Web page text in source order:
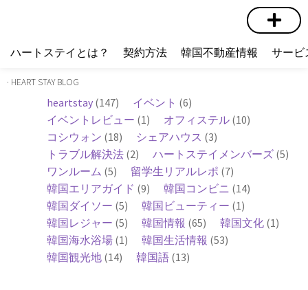
ハートステイとは？ 契約方法 韓国不動産情報 サービ
· HEART STAY BLOG
heartstay (147) イベント (6)
イベントレビュー (1) オフィステル (10)
コシウォン (18) シェアハウス (3)
トラブル解決法 (2) ハートステイメンバーズ (5)
ワンルーム (5) 留学生リアルレポ (7)
韓国エリアガイド (9) 韓国コンビニ (14)
韓国ダイソー (5) 韓国ビューティー (1)
韓国レジャー (5) 韓国情報 (65) 韓国文化 (1)
韓国海水浴場 (1) 韓国生活情報 (53)
韓国観光地 (14) 韓国語 (13)